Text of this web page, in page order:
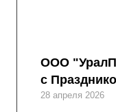
ООО
с
28 апреля 2026